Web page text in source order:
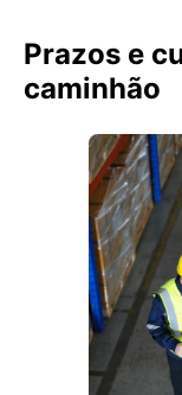
Prazos e
caminhão